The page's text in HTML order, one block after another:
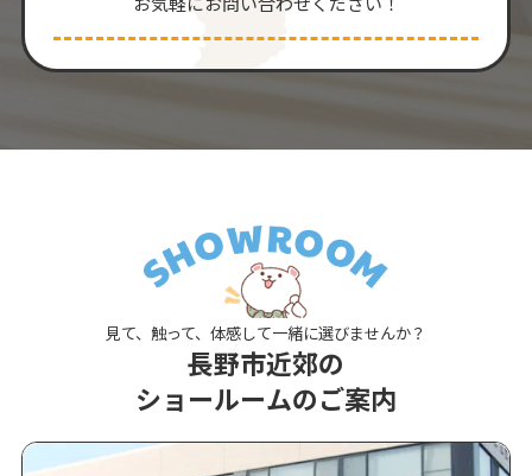
見て、触って、体感して一緒に選びませんか？
長野市近郊の
ショールームのご案内